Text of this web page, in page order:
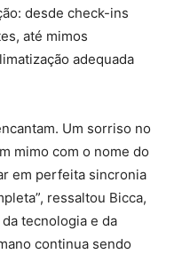
desde check-ins
até mimos
adequada
Um sorriso no
mimo com o nome do
em perfeita sincronia
ressaltou Bicca,
tecnologia e da
continua sendo